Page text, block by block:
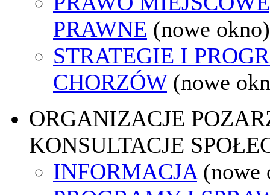
PRAWNE (nowe okno)
STRATEGIE I
CHORZÓW (nowe
ORGANIZACJE
KONSULTACJE
INFORMACJA (nowe